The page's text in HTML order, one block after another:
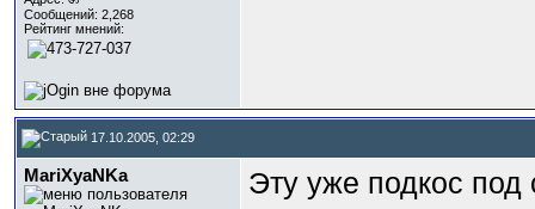
Сообщений: 2,268
Рейтинг мнений:
17.10.2005, 02:29
МariXyaNKa Эту уже подкос под